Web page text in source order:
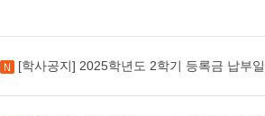
새 글
[학사공지] 2025학년도 2학기 등록금 납부